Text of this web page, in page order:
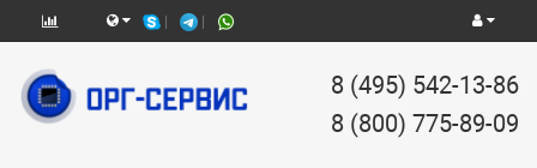
8 (495) 542-13-86
8 (800) 775-89-09